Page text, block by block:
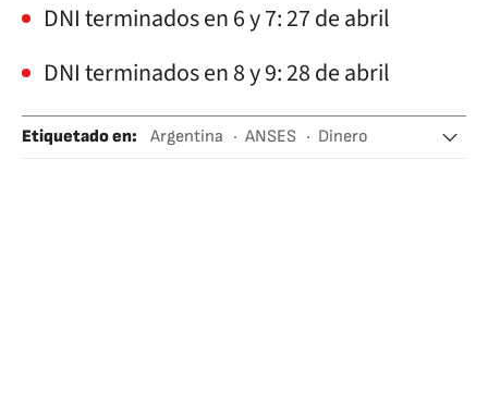
DNI terminados en 6 y 7: 27 de abril
DNI terminados en 8 y 9: 28 de abril
Etiquetado en: Argentina ANSES
Dinero